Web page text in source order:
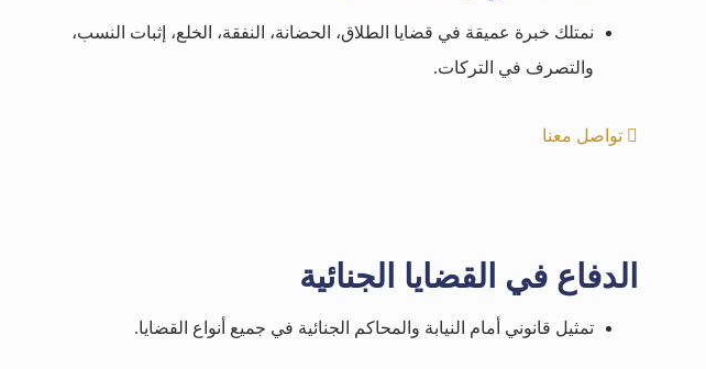
نمتلك خبرة عميقة في قضايا الطلاق، الحضانة، النفقة، الخلع، إثبات النسب،
والتصرف في التركات.
تواصل معنا
الدفاع في القضايا الجنائية
تمثيل قانوني أمام النيابة والمحاكم الجنائية في جميع أنواع القضايا.